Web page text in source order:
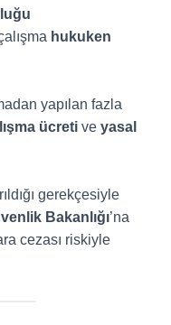
hukuken
yapılan fazla
ücreti ve yasal
gerekçesiyle
Bakanlığı’na
cezası riskiyle